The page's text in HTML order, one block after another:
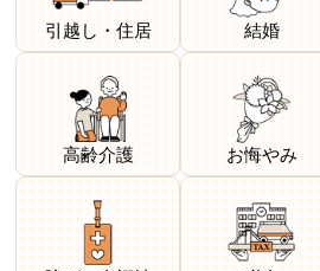
引越し・住居 結婚
高齢介護 お悔やみ